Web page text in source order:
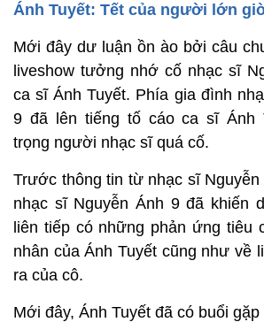
Ánh Tuyết: Tết của người lớn
Mới đây dư luận ồn ào bởi câu
liveshow tưởng nhớ cố nhạc sĩ
ca sĩ Ánh Tuyết. Phía gia đình
9 đã lên tiếng tố cáo ca sĩ Ánh
trọng người nhạc sĩ quá cố.
Trước thông tin từ nhạc sĩ Nguyễn
nhạc sĩ Nguyễn Ánh 9 đã khiến
liên tiếp có những phản ứng tiêu
nhân của Ánh Tuyết cũng như về
ra của cô.
Mới đây, Ánh Tuyết đã có buổi